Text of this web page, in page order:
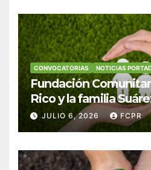
CONVOCATORIAS NOTICIAS
Fundación
Rico y la familia
anuncian
fortalecer hogares y
JULIO 6, 2026 FCPR